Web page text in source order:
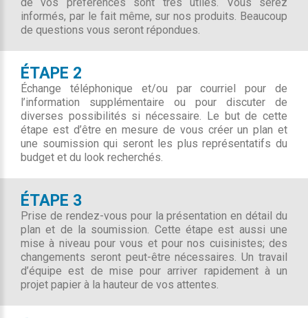
informés, par le fait même, sur nos produits. Beaucoup
de questions vous seront répondues.
ÉTAPE 2
Échange téléphonique et/ou par courriel pour de
l’information supplémentaire ou pour discuter de
diverses possibilités si nécessaire. Le but de cette
étape est d’être en mesure de vous créer un plan et
une soumission qui seront les plus représentatifs du
budget et du look recherchés.
ÉTAPE 3
Prise de rendez-vous pour la présentation en détail du
plan et de la soumission. Cette étape est aussi une
mise à niveau pour vous et pour nos cuisinistes; des
changements seront peut-être nécessaires. Un travail
d’équipe est de mise pour arriver rapidement à un
projet papier à la hauteur de vos attentes.